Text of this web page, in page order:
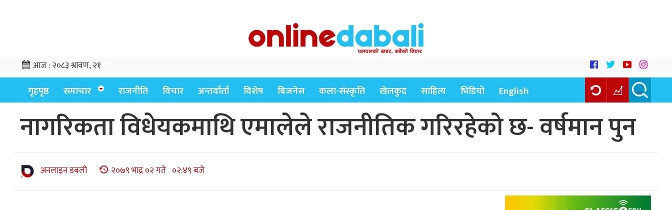
आज :२०८३ श्रावण, २१
गृहपृष्ठ समाचार राजनीति विचार अन्तर्वार्ता विशेष बिजनेस कला-संस्कृति खेलकुद साहित्य भिडियो English
नागरिकता विधेयकमाथि एमालेले राजनीतिक गरिरहेको छ- वर्षमान पुन
अनलाइन डबली २०७९ भाद्र ०२ गते ०२:४९ बजे